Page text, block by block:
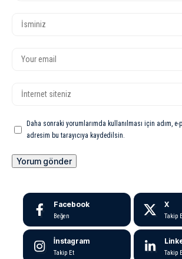
Daha sonraki yorumlarımda kullanılması için adım,
adresim bu tarayıcıya kaydedilsin.
Facebook
Beğen
X
Takip
İnstagram
Takip Et Takip